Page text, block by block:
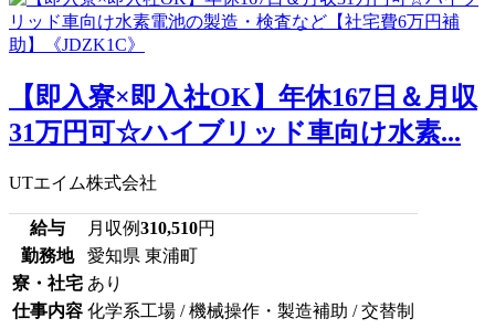
【即入寮×即入社OK】年休167日＆月収
31万円可☆ハイブリッド車向け水素...
UTエイム株式会社
給与 月収例310,510円
勤務地
愛知県 東浦町
寮・社宅 あり
仕事内容 化学系工場 / 機械操作・製造補助 / 交替制